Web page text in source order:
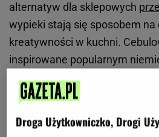
alternatyw dla sklepowych
wypieki stają się sposobem na
kreatywności w kuchni.
inspirowane popularnym
Zwiebelkekse, to propozycja,
wyrazistym smakiem.
chrupkość, której trudno się
Droga Użytkowniczko, Drogi